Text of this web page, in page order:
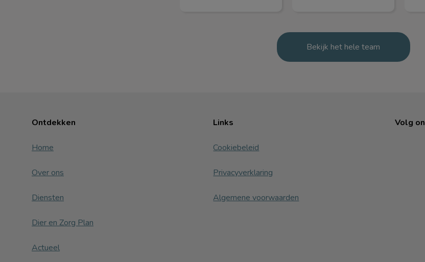
Bekijk het hele team
Ontdekken
Home
Over ons
Diensten
Dier en Zorg Plan
Actueel
Links
Cookiebeleid
Privacyverklaring
Algemene voorwaarden
Volg